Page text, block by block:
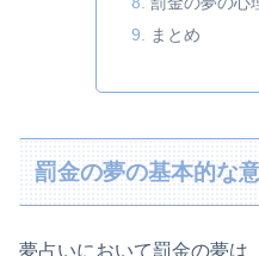
まとめ
罰金の夢の基本的な
夢占いにおいて罰金の夢は